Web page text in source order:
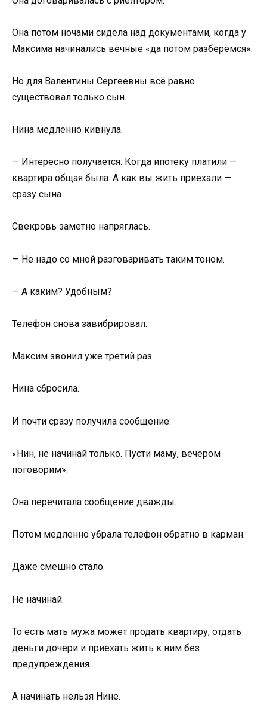
Она потом ночами сидела над документами, когда у
Максима начинались вечные «да потом разберёмся».
Но для Валентины Сергеевны всё равно
существовал только сын.
Нина медленно кивнула.
— Интересно получается. Когда ипотеку платили —
квартира общая была. А как вы жить приехали —
сразу сына.
Свекровь заметно напряглась.
— Не надо со мной разговаривать таким тоном.
— А каким? Удобным?
Телефон снова завибрировал.
Максим звонил уже третий раз.
Нина сбросила.
И почти сразу получила сообщение:
«Нин, не начинай только. Пусти маму, вечером
поговорим».
Она перечитала сообщение дважды.
Потом медленно убрала телефон обратно в карман.
Даже смешно стало.
Не начинай.
То есть мать мужа может продать квартиру, отдать
деньги дочери и приехать жить к ним без
предупреждения.
А начинать нельзя Нине.